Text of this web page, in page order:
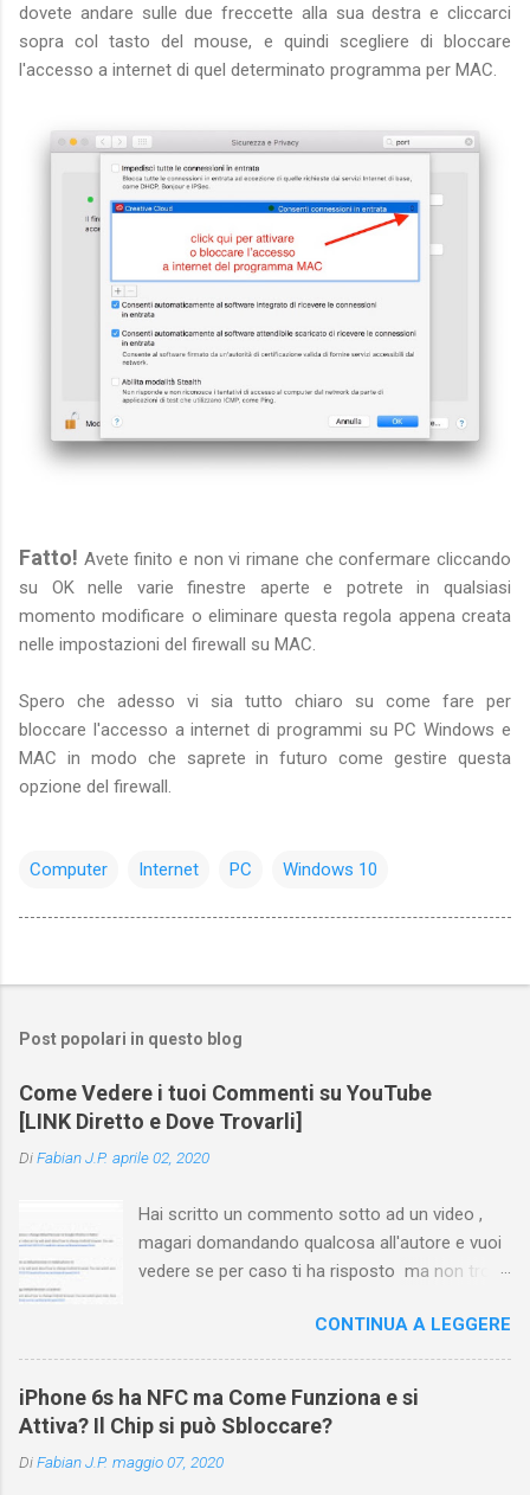
dovete andare sulle due freccette alla sua destra e cliccarci
sopra col tasto del mouse, e quindi scegliere di bloccare
l'accesso a internet di quel determinato programma per MAC.
Fatto! Avete finito e non vi rimane che confermare cliccando
su OK nelle varie finestre aperte e potrete in qualsiasi
momento modificare o eliminare questa regola appena creata
nelle impostazioni del firewall su MAC.
Spero che adesso vi sia tutto chiaro su come fare per
bloccare l'accesso a internet di programmi su PC Windows e
MAC in modo che saprete in futuro come gestire questa
opzione del firewall.
Computer Internet PC Windows 10
Post popolari in questo blog
Come Vedere i tuoi Commenti su YouTube
[LINK Diretto e Dove Trovarli]
DiFabian J.P. aprile 02, 2020
Hai scritto un commento sotto ad un video ,
magari domandando qualcosa all'autore e vuoi
vedere se per caso ti ha risposto ma non trovi
nessuna voce del tipo " cronologia commenti
YouTube " o cose simili? Vuoi sapere come
farlo sia se accedi dal tuo computer (PC/Mac)
oppure tramite smartphone (Android o iPhone)
usando l'app ? In questa guida ti mostrerò dove
trovare i propri commenti di YouTube , ossia
CONTINUA A LEGGERE
iPhone 6s ha NFC ma Come Funziona e si
Attiva? Il Chip si può Sbloccare?
DiFabian J.P. maggio 07, 2020